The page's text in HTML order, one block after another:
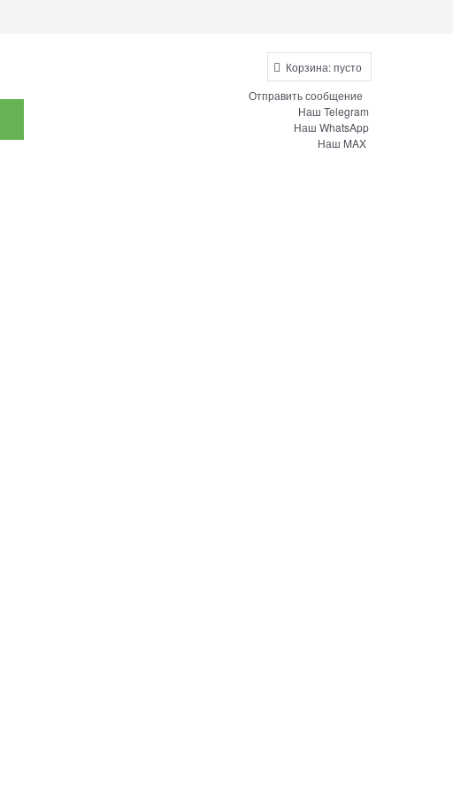
Корзина:пусто
Отправить сообщение
Наш Telegram
Наш WhatsApp
Наш MAX